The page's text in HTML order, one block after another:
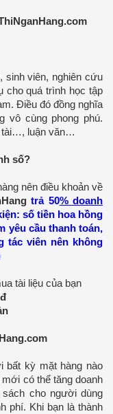
sinh viên, nghiên cứu
cho quá trình học tập
Điều đó đồng nghĩa
vô cùng phong phú.
tài…, luận văn…
số?
nên điều khoản về
trả 50% doanh
số tiền hoa hồng
yêu cầu thanh toán,
tác viên nên không
tài liệu của bạn
bất kỳ mặt hàng nào
có thể tăng doanh
cho người dùng
phí. Khi bạn là thành